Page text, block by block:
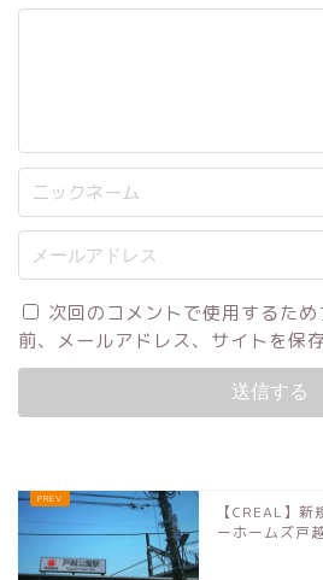
次回のコメントで使用するた
前、メールアドレス、サイトを保存
【CREAL】
ーホームズ戸